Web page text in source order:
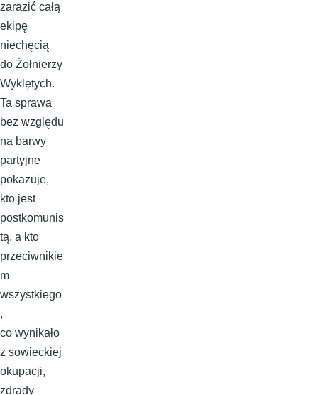
zarazić całą
ekipę
niechęcią
do Żołnierzy
Wyklętych.
Ta sprawa
bez względu
na barwy
partyjne
pokazuje,
kto jest
postkomunis
tą, a kto
przeciwnikie
m
wszystkiego
,
co wynikało
z sowieckiej
okupacji,
zdrady